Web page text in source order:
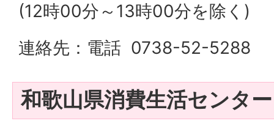
(12時00分～13時00分を除く)
連絡先：電話 0738-52-5288
和歌山県消費生活センター